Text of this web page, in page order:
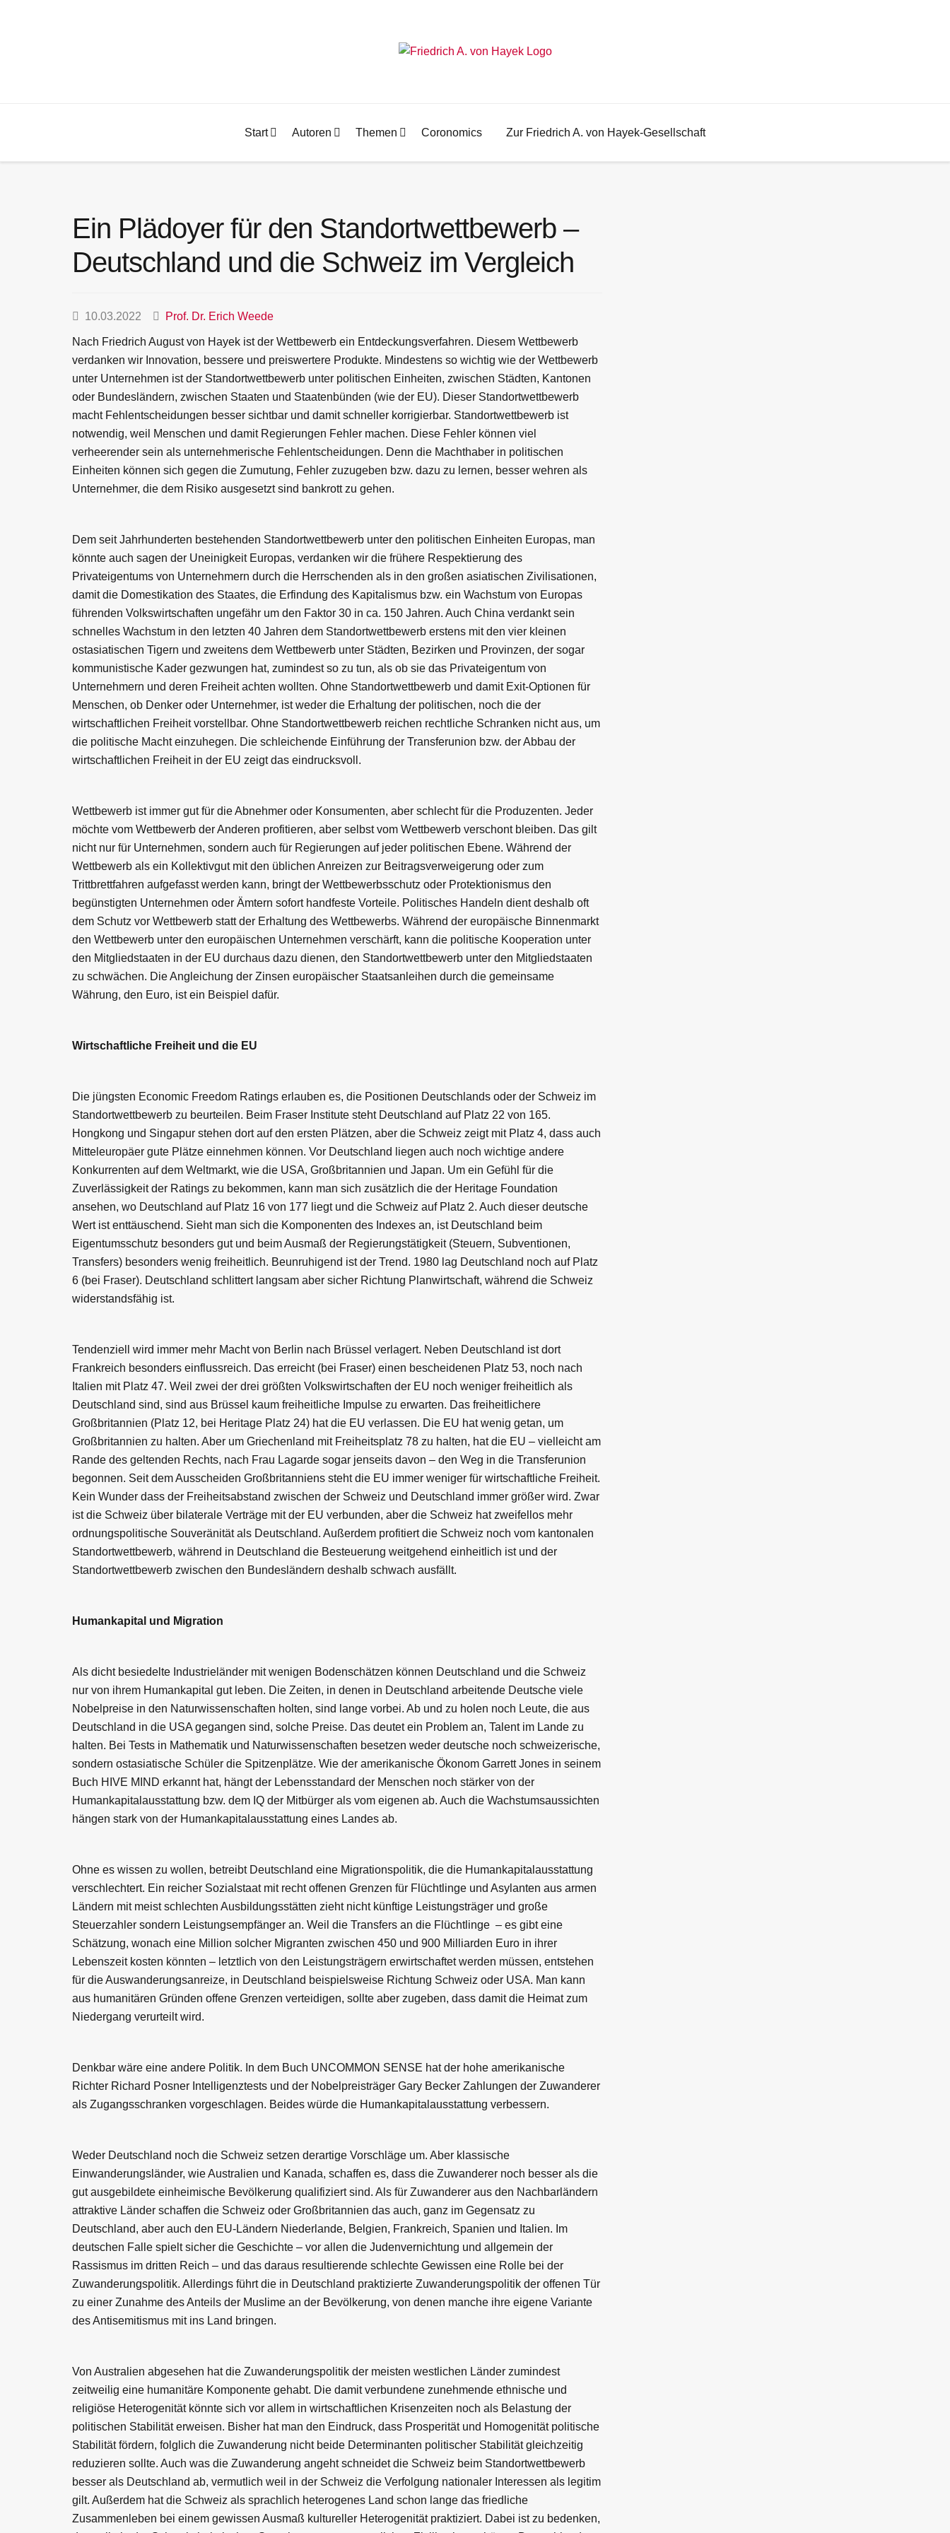
Start Autoren Themen Coronomics Zur Friedrich A. von Hayek-Gesellschaft
Ein Plädoyer für den Standortwettbewerb –
Deutschland und die Schweiz im Vergleich
10.03.2022 Prof. Dr. Erich Weede
Nach Friedrich August von Hayek ist der Wettbewerb ein Entdeckungsverfahren. Diesem Wettbewerb
verdanken wir Innovation, bessere und preiswertere Produkte. Mindestens so wichtig wie der Wettbewerb
unter Unternehmen ist der Standortwettbewerb unter politischen Einheiten, zwischen Städten, Kantonen
oder Bundesländern, zwischen Staaten und Staatenbünden (wie der EU). Dieser Standortwettbewerb
macht Fehlentscheidungen besser sichtbar und damit schneller korrigierbar. Standortwettbewerb ist
notwendig, weil Menschen und damit Regierungen Fehler machen. Diese Fehler können viel
verheerender sein als unternehmerische Fehlentscheidungen. Denn die Machthaber in politischen
Einheiten können sich gegen die Zumutung, Fehler zuzugeben bzw. dazu zu lernen, besser wehren als
Unternehmer, die dem Risiko ausgesetzt sind bankrott zu gehen.
Dem seit Jahrhunderten bestehenden Standortwettbewerb unter den politischen Einheiten Europas, man
könnte auch sagen der Uneinigkeit Europas, verdanken wir die frühere Respektierung des
Privateigentums von Unternehmern durch die Herrschenden als in den großen asiatischen Zivilisationen,
damit die Domestikation des Staates, die Erfindung des Kapitalismus bzw. ein Wachstum von Europas
führenden Volkswirtschaften ungefähr um den Faktor 30 in ca. 150 Jahren. Auch China verdankt sein
schnelles Wachstum in den letzten 40 Jahren dem Standortwettbewerb erstens mit den vier kleinen
ostasiatischen Tigern und zweitens dem Wettbewerb unter Städten, Bezirken und Provinzen, der sogar
kommunistische Kader gezwungen hat, zumindest so zu tun, als ob sie das Privateigentum von
Unternehmern und deren Freiheit achten wollten. Ohne Standortwettbewerb und damit Exit-Optionen für
Menschen, ob Denker oder Unternehmer, ist weder die Erhaltung der politischen, noch die der
wirtschaftlichen Freiheit vorstellbar. Ohne Standortwettbewerb reichen rechtliche Schranken nicht aus, um
die politische Macht einzuhegen. Die schleichende Einführung der Transferunion bzw. der Abbau der
wirtschaftlichen Freiheit in der EU zeigt das eindrucksvoll.
Wettbewerb ist immer gut für die Abnehmer oder Konsumenten, aber schlecht für die Produzenten. Jeder
möchte vom Wettbewerb der Anderen profitieren, aber selbst vom Wettbewerb verschont bleiben. Das gilt
nicht nur für Unternehmen, sondern auch für Regierungen auf jeder politischen Ebene. Während der
Wettbewerb als ein Kollektivgut mit den üblichen Anreizen zur Beitragsverweigerung oder zum
Trittbrettfahren aufgefasst werden kann, bringt der Wettbewerbsschutz oder Protektionismus den
begünstigten Unternehmen oder Ämtern sofort handfeste Vorteile. Politisches Handeln dient deshalb oft
dem Schutz vor Wettbewerb statt der Erhaltung des Wettbewerbs. Während der europäische Binnenmarkt
den Wettbewerb unter den europäischen Unternehmen verschärft, kann die politische Kooperation unter
den Mitgliedstaaten in der EU durchaus dazu dienen, den Standortwettbewerb unter den Mitgliedstaaten
zu schwächen. Die Angleichung der Zinsen europäischer Staatsanleihen durch die gemeinsame
Währung, den Euro, ist ein Beispiel dafür.
Wirtschaftliche Freiheit und die EU
Die jüngsten Economic Freedom Ratings erlauben es, die Positionen Deutschlands oder der Schweiz im
Standortwettbewerb zu beurteilen. Beim Fraser Institute steht Deutschland auf Platz 22 von 165.
Hongkong und Singapur stehen dort auf den ersten Plätzen, aber die Schweiz zeigt mit Platz 4, dass auch
Mitteleuropäer gute Plätze einnehmen können. Vor Deutschland liegen auch noch wichtige andere
Konkurrenten auf dem Weltmarkt, wie die USA, Großbritannien und Japan. Um ein Gefühl für die
Zuverlässigkeit der Ratings zu bekommen, kann man sich zusätzlich die der Heritage Foundation
ansehen, wo Deutschland auf Platz 16 von 177 liegt und die Schweiz auf Platz 2. Auch dieser deutsche
Wert ist enttäuschend. Sieht man sich die Komponenten des Indexes an, ist Deutschland beim
Eigentumsschutz besonders gut und beim Ausmaß der Regierungstätigkeit (Steuern, Subventionen,
Transfers) besonders wenig freiheitlich. Beunruhigend ist der Trend. 1980 lag Deutschland noch auf Platz
6 (bei Fraser). Deutschland schlittert langsam aber sicher Richtung Planwirtschaft, während die Schweiz
widerstandsfähig ist.
Tendenziell wird immer mehr Macht von Berlin nach Brüssel verlagert. Neben Deutschland ist dort
Frankreich besonders einflussreich. Das erreicht (bei Fraser) einen bescheidenen Platz 53, noch nach
Italien mit Platz 47. Weil zwei der drei größten Volkswirtschaften der EU noch weniger freiheitlich als
Deutschland sind, sind aus Brüssel kaum freiheitliche Impulse zu erwarten. Das freiheitlichere
Großbritannien (Platz 12, bei Heritage Platz 24) hat die EU verlassen. Die EU hat wenig getan, um
Großbritannien zu halten. Aber um Griechenland mit Freiheitsplatz 78 zu halten, hat die EU – vielleicht am
Rande des geltenden Rechts, nach Frau Lagarde sogar jenseits davon – den Weg in die Transferunion
begonnen. Seit dem Ausscheiden Großbritanniens steht die EU immer weniger für wirtschaftliche Freiheit.
Kein Wunder dass der Freiheitsabstand zwischen der Schweiz und Deutschland immer größer wird. Zwar
ist die Schweiz über bilaterale Verträge mit der EU verbunden, aber die Schweiz hat zweifellos mehr
ordnungspolitische Souveränität als Deutschland. Außerdem profitiert die Schweiz noch vom kantonalen
Standortwettbewerb, während in Deutschland die Besteuerung weitgehend einheitlich ist und der
Standortwettbewerb zwischen den Bundesländern deshalb schwach ausfällt.
Humankapital und Migration
Als dicht besiedelte Industrieländer mit wenigen Bodenschätzen können Deutschland und die Schweiz
nur von ihrem Humankapital gut leben. Die Zeiten, in denen in Deutschland arbeitende Deutsche viele
Nobelpreise in den Naturwissenschaften holten, sind lange vorbei. Ab und zu holen noch Leute, die aus
Deutschland in die USA gegangen sind, solche Preise. Das deutet ein Problem an, Talent im Lande zu
halten. Bei Tests in Mathematik und Naturwissenschaften besetzen weder deutsche noch schweizerische,
sondern ostasiatische Schüler die Spitzenplätze. Wie der amerikanische Ökonom Garrett Jones in seinem
Buch HIVE MIND erkannt hat, hängt der Lebensstandard der Menschen noch stärker von der
Humankapitalausstattung bzw. dem IQ der Mitbürger als vom eigenen ab. Auch die Wachstumsaussichten
hängen stark von der Humankapitalausstattung eines Landes ab.
Ohne es wissen zu wollen, betreibt Deutschland eine Migrationspolitik, die die Humankapitalausstattung
verschlechtert. Ein reicher Sozialstaat mit recht offenen Grenzen für Flüchtlinge und Asylanten aus armen
Ländern mit meist schlechten Ausbildungsstätten zieht nicht künftige Leistungsträger und große
Steuerzahler sondern Leistungsempfänger an. Weil die Transfers an die Flüchtlinge – es gibt eine
Schätzung, wonach eine Million solcher Migranten zwischen 450 und 900 Milliarden Euro in ihrer
Lebenszeit kosten könnten – letztlich von den Leistungsträgern erwirtschaftet werden müssen, entstehen
für die Auswanderungsanreize, in Deutschland beispielsweise Richtung Schweiz oder USA. Man kann
aus humanitären Gründen offene Grenzen verteidigen, sollte aber zugeben, dass damit die Heimat zum
Niedergang verurteilt wird.
Denkbar wäre eine andere Politik. In dem Buch UNCOMMON SENSE hat der hohe amerikanische
Richter Richard Posner Intelligenztests und der Nobelpreisträger Gary Becker Zahlungen der Zuwanderer
als Zugangsschranken vorgeschlagen. Beides würde die Humankapitalausstattung verbessern.
Weder Deutschland noch die Schweiz setzen derartige Vorschläge um. Aber klassische
Einwanderungsländer, wie Australien und Kanada, schaffen es, dass die Zuwanderer noch besser als die
gut ausgebildete einheimische Bevölkerung qualifiziert sind. Als für Zuwanderer aus den Nachbarländern
attraktive Länder schaffen die Schweiz oder Großbritannien das auch, ganz im Gegensatz zu
Deutschland, aber auch den EU-Ländern Niederlande, Belgien, Frankreich, Spanien und Italien. Im
deutschen Falle spielt sicher die Geschichte – vor allen die Judenvernichtung und allgemein der
Rassismus im dritten Reich – und das daraus resultierende schlechte Gewissen eine Rolle bei der
Zuwanderungspolitik. Allerdings führt die in Deutschland praktizierte Zuwanderungspolitik der offenen Tür
zu einer Zunahme des Anteils der Muslime an der Bevölkerung, von denen manche ihre eigene Variante
des Antisemitismus mit ins Land bringen.
Von Australien abgesehen hat die Zuwanderungspolitik der meisten westlichen Länder zumindest
zeitweilig eine humanitäre Komponente gehabt. Die damit verbundene zunehmende ethnische und
religiöse Heterogenität könnte sich vor allem in wirtschaftlichen Krisenzeiten noch als Belastung der
politischen Stabilität erweisen. Bisher hat man den Eindruck, dass Prosperität und Homogenität politische
Stabilität fördern, folglich die Zuwanderung nicht beide Determinanten politischer Stabilität gleichzeitig
reduzieren sollte. Auch was die Zuwanderung angeht schneidet die Schweiz beim Standortwettbewerb
besser als Deutschland ab, vermutlich weil in der Schweiz die Verfolgung nationaler Interessen als legitim
gilt. Außerdem hat die Schweiz als sprachlich heterogenes Land schon lange das friedliche
Zusammenleben bei einem gewissen Ausmaß kultureller Heterogenität praktiziert. Dabei ist zu bedenken,